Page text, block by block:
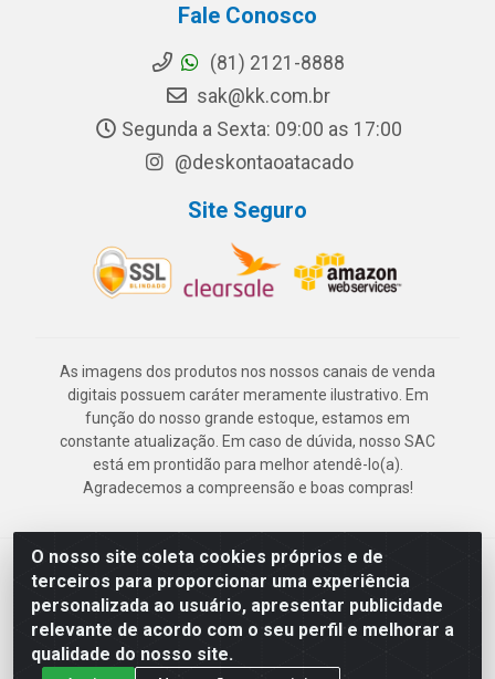
O nosso site coleta cookies próprios e de
terceiros para proporcionar uma experiência
personalizada ao usuário, apresentar publicidade
relevante de acordo com o seu perfil e melhorar a
qualidade do nosso site.
Fale Conosco
(81) 2121-8888
sak@kk.com.br
Segunda a Sexta: 09:00 as 17:00
@deskontaoatacado
Site Seguro
As imagens dos produtos nos nossos canais de venda
digitais possuem caráter meramente ilustrativo. Em
função do nosso grande estoque, estamos em
constante atualização. Em caso de dúvida, nosso SAC
está em prontidão para melhor atendê-lo(a).
Agradecemos a compreensão e boas compras!
Deskontão Atacado - Av. Marechal Mascarenhas de Morais, 2471 -
Imbiribeira - Recife/PE - CEP 51.150-001 - CNPJ 24.150.377/0003-
57